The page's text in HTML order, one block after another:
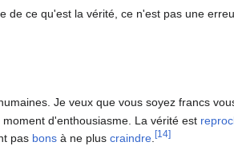
de ce qu'est la vérité, ce n'est pas une
Je veux que vous soyez francs
d'enthousiasme. La vérité est
pas bons à ne pluscraindre.[14]